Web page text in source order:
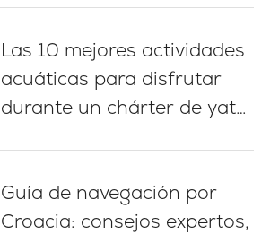
Las 10 mejores actividades
acuáticas para disfrutar
durante un chárter de yate
Guía de navegación por
Croacia: consejos expertos,